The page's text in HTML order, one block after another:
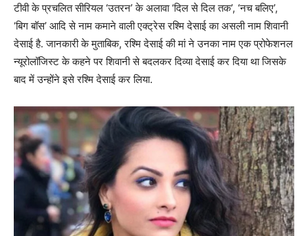
टीवी के प्रचलित सीरियल ‘उतरन’ के अलावा ‘दिल से दिल तक’, ‘नच बलिए’,
‘बिग बॉस’ आदि से नाम कमाने वाली एक्ट्रेस रश्मि देसाई का असली नाम शिवानी
देसाई है. जानकारी के मुताबिक, रश्मि देसाई की मां ने उनका नाम एक प्रोफेशनल
न्यूरोलॉजिस्ट के कहने पर शिवानी से बदलकर दिव्या देसाई कर दिया था जिसके
बाद में उन्होंने इसे रश्मि देसाई कर लिया.